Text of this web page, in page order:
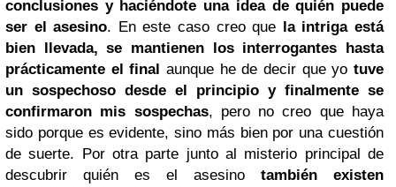
conclusiones y haciéndote una idea de quién puede
ser el asesino. En este caso creo que la intriga está
bien llevada, se mantienen los interrogantes hasta
prácticamente el final aunque he de decir que yotuve
un sospechoso desde el principio y finalmente se
confirmaron mis sospechas, pero no creo que haya
sido porque es evidente, sino más bien por una cuestión
de suerte. Por otra parte junto al misterio principal de
descubrir quién es el asesino también existen